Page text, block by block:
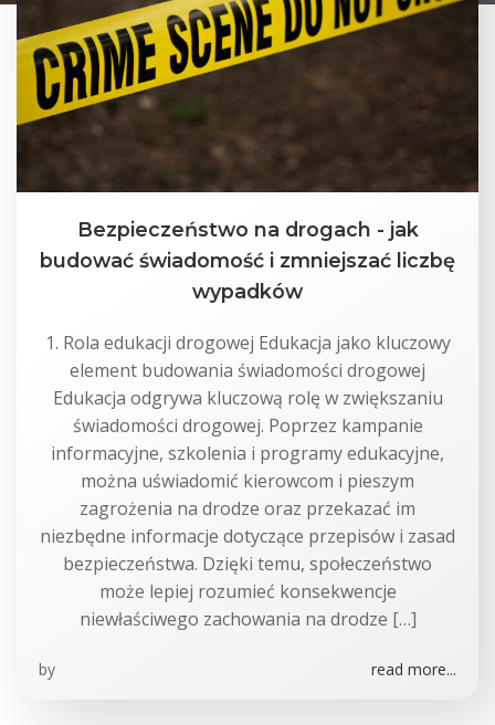
Bezpieczeństwo na drogach - jak
budować świadomość i zmniejszać liczbę
wypadków
1. Rola edukacji drogowej Edukacja jako kluczowy
element budowania świadomości drogowej
Edukacja odgrywa kluczową rolę w zwiększaniu
świadomości drogowej. Poprzez kampanie
informacyjne, szkolenia i programy edukacyjne,
można uświadomić kierowcom i pieszym
zagrożenia na drodze oraz przekazać im
niezbędne informacje dotyczące przepisów i zasad
bezpieczeństwa. Dzięki temu, społeczeństwo
może lepiej rozumieć konsekwencje
niewłaściwego zachowania na drodze […]
by read more...